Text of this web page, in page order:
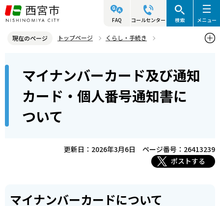
こ
の
ジ
す
FAQ コールセンター 検索 メニュー
現在のページ トップページ
くらし・手続き
マイナンバーカード及び通知カード・個人番号通知書について
ら
マイナンバーカード及び通知
カード・個人番号通知書に
ついて
更新日：2026年3月6日
ページ番号：26413239
ポストする
マイナンバーカードについて